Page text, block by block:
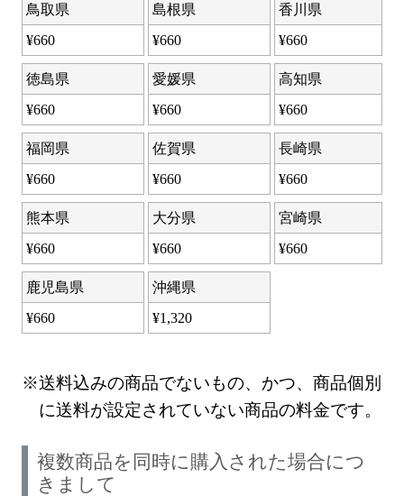
鳥取県
¥660
島根県
¥660
香川県
¥660
徳島県
¥660
愛媛県
¥660
高知県
¥660
福岡県
¥660
佐賀県
¥660
長崎県
¥660
熊本県
¥660
大分県
¥660
宮崎県
¥660
鹿児島県
¥660
沖縄県
¥1,320
送料込みの商品でないもの、かつ、商品個別
に送料が設定されていない商品の料金です。
複数商品を同時に購入された場合につ
きまして